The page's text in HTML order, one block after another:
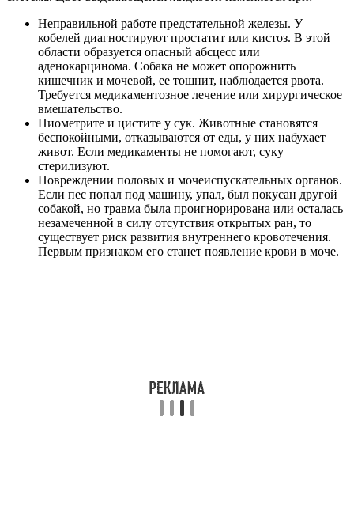
Неправильной работе предстательной железы. У
кобелей диагностируют простатит или кистоз. В этой
области образуется опасный абсцесс или
аденокарцинома. Собака не может опорожнить
кишечник и мочевой, ее тошнит, наблюдается рвота.
Требуется медикаментозное лечение или хирургическое
вмешательство.
Пиометрите и цистите у сук. Животные становятся
беспокойными, отказываются от еды, у них набухает
живот. Если медикаменты не помогают, суку
стерилизуют.
Повреждении половых и мочеиспускательных органов.
Если пес попал под машину, упал, был покусан другой
собакой, но травма была проигнорирована или осталась
незамеченной в силу отсутствия открытых ран, то
существует риск развития внутреннего кровотечения.
Первым признаком его станет появление крови в моче.